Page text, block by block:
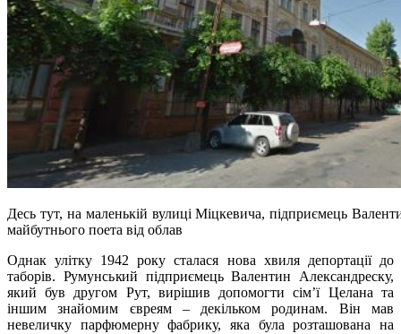
Десь тут, на маленькій вулиці Міцкевича, підприємець
майбутнього поета від облав
Однак улітку 1942 року сталася нова хвиля депортації до
таборів. Румунський підприємець Валентин Александреску,
який був другом Рут, вирішив допомогти сім’ї Целана та
іншим знайомим євреям – декільком родинам. Він мав
невеличку парфюмерну фабрику, яка була розташована на